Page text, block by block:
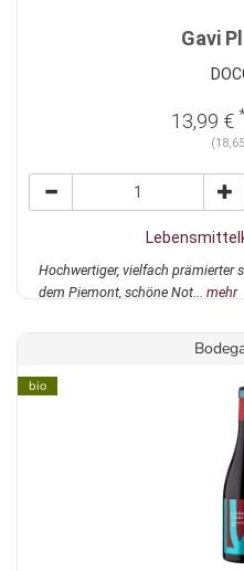
Gavi
13,99 €
Hochwertiger, vielfach prämierter
dem Piemont, schöne Not... mehr
bio